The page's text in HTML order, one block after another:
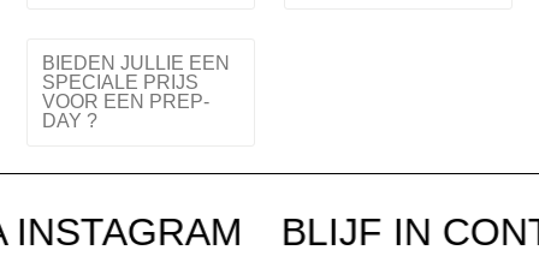
BIEDEN JULLIE EEN
SPECIALE PRIJS
VOOR EEN PREP-
DAY ?
BLIJF IN